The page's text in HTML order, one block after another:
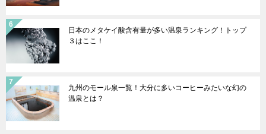
日本のメタケイ酸含有量が多い温泉ランキング！トップ
３はここ！
九州のモール泉一覧！大分に多いコーヒーみたいな幻の
温泉とは？